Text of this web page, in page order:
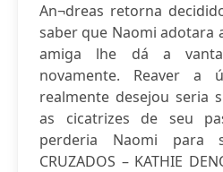
An¬dreas retorna
saber que Naomi adotara
amiga lhe dá a
novamente. Reaver a
realmente desejou seria
as cicatrizes de seu
perderia Naomi para
CRUZADOS – KATHIE